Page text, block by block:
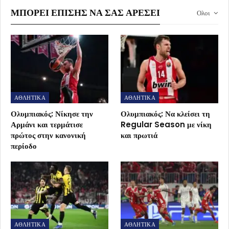
Ολοι
ΜΠΟΡΕΊ ΕΠΊΣΗΣ ΝΑ ΣΑΣ ΑΡΈΣΕΙ
ΑΘΛΗΤΙΚΑ
Ολυμπιακός: Νίκησε την
Αρμάνι και τερμάτισε
πρώτος στην κανονική
περίοδο
ΑΘΛΗΤΙΚΑ
Ολυμπιακός: Να κλείσει τη
Regular Season με νίκη
και πρωτιά
ΑΘΛΗΤΙΚΑ ΑΘΛΗΤΙΚΑ